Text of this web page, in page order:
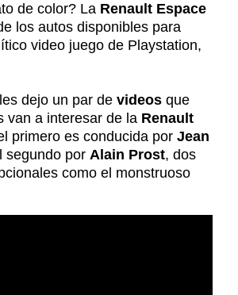
de color? La Renault Espace
los autos disponibles para
video juego de Playstation,
dejo un par de videos que
van a interesar de la Renault
primero es conducida por Jean
segundo por Alain Prost, dos
como el monstruoso